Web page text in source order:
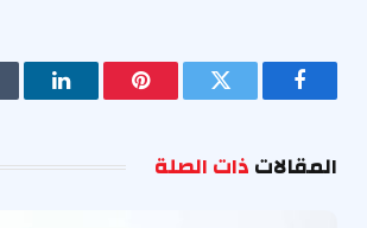
فيسبوك تويتر بينتيريستلينكدإن
المقالاتذات الصلة